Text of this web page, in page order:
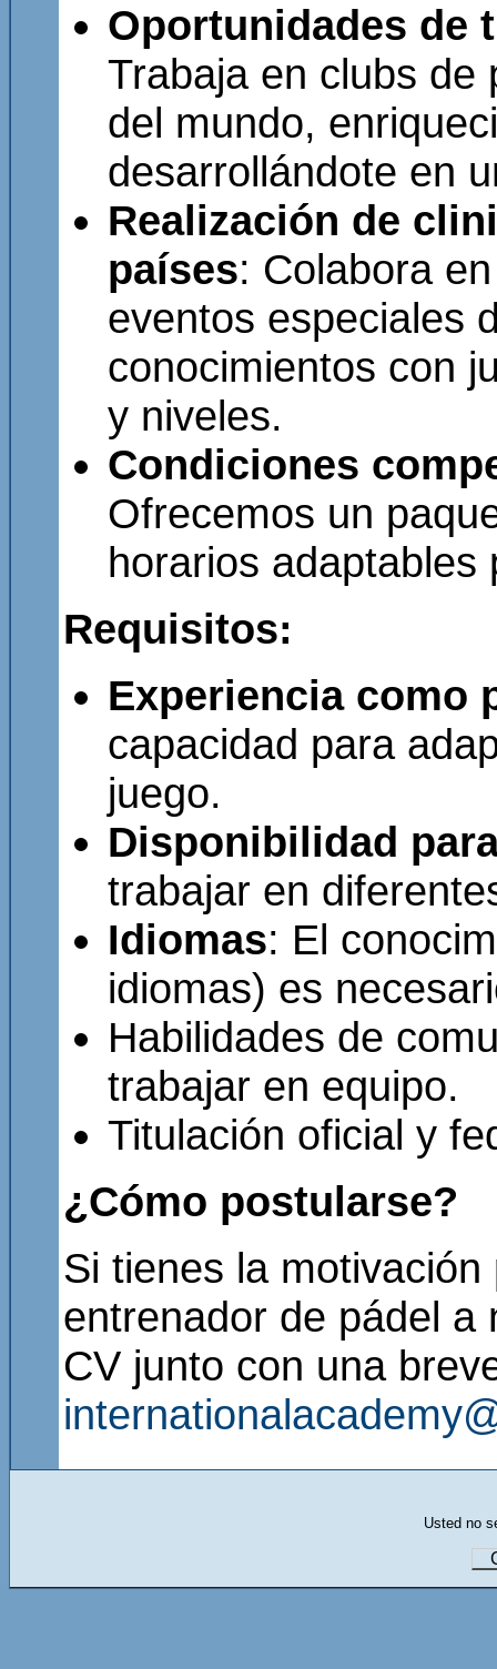
Oportunidades de
Trabaja en clubs de
del mundo,
desarrollándote en
Realización de
países: Colabora
eventos especiales
conocimientos con
y niveles.
Condiciones
Ofrecemos un
horarios
Requisitos:
Experiencia como
capacidad para
juego.
Disponibilidad
trabajar en
Idiomas: El
idiomas) es
Habilidades de
trabajar en equipo.
Titulación oficial y
¿Cómo postularse?
Si tienes la
entrenador de pádel a
CV junto con una
Usted no